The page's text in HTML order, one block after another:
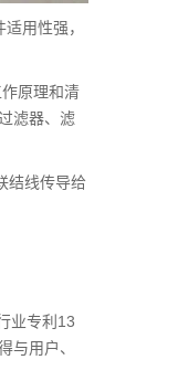
用性强，
原理和清
滤器、滤
结线传导给
业专利13
与用户、